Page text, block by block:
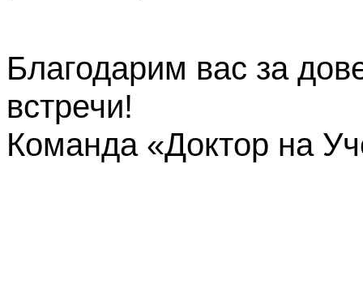
Благодарим вас за
встречи!
Команда «Доктор на